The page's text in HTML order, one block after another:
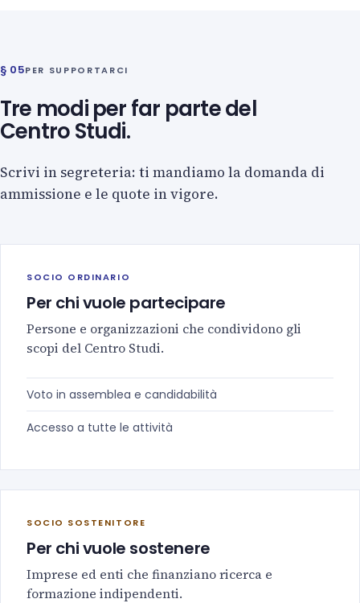
§ 05PER SUPPORTARCI
Tre modi per far parte del
Centro Studi.
Scrivi in segreteria: ti mandiamo la domanda di
ammissione e le quote in vigore.
SOCIO ORDINARIO
Per chi vuole partecipare
Persone e organizzazioni che condividono gli
scopi del Centro Studi.
Voto in assemblea e candidabilità
Accesso a tutte le attività
SOCIO SOSTENITORE
Per chi vuole sostenere
Imprese ed enti che finanziano ricerca e
formazione indipendenti.